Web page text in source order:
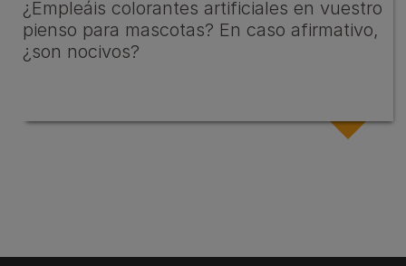
¿Empleáis colorantes artificiales en vuestro
pienso para mascotas? En caso afirmativo,
¿son nocivos?